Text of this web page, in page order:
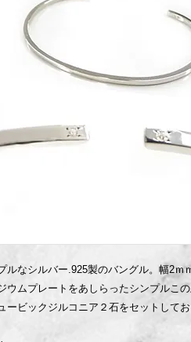
ルなシルバー.925製のバングル。幅2ｍ
ウムプレートをあしらったシンプルこ
ービックジルコニア２石をセットしてお